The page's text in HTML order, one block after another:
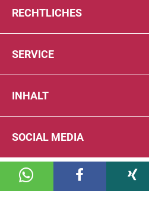
RECHTLICHES
SERVICE
INHALT
SOCIAL MEDIA
© 2026 DIE PTA IN DER